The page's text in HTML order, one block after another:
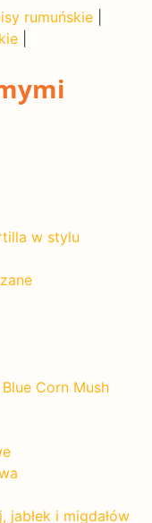
rumuńskie
w stylu
Corn Mush
jabłek i migdałów